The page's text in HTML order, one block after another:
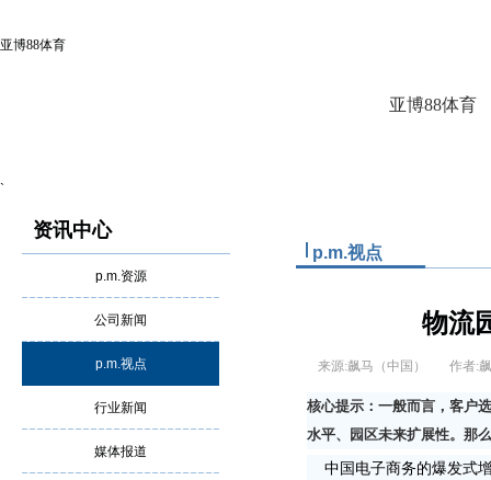
亚博88体育
亚博88体育
`
资讯中心
p.m.资源
公司新闻
p.m.视点
行业新闻
媒体报道
p.m.视点
物流
来源:飙马（中国） 作者:
核心提示：一般而言，客户
水平、园区未来扩展性。那
中国电子商务的爆发式